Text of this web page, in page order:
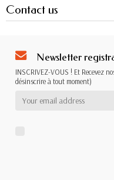
Contact us
Newsletter
INSCRIVEZ-VOUS ! Et Recevez
désinscrire à tout moment)